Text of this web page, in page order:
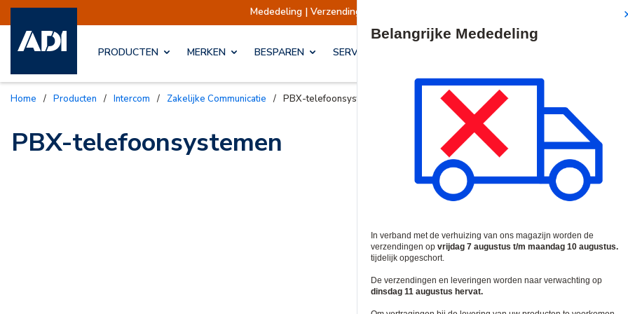
Mededeling | Verzendingen opgeschort Verzendingen
PRODUCTEN MERKEN BESPAREN SERVICES & OPLOSSINGEN
Home / Producten / Intercom / Zakelijke Communicatie / PBX-telefoonsystemen
PBX-telefoonsystemen